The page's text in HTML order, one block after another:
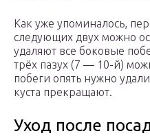
Как уже упоминалось,
следующих двух можно
удаляют все боковые
трёх пазух (7 — 10-й)
побеги опять нужно
куста прекращают.
Уход после